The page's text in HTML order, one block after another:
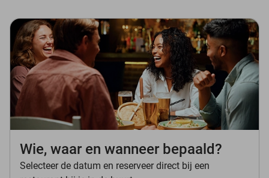
Wie, waar en wanneer bepaald?
Selecteer de datum en reserveer direct bij een